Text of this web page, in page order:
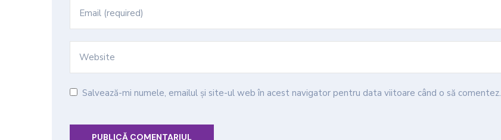
Salvează-mi numele, emailul și site-ul web în acest navigator pentru data viitoare când o să comentez.